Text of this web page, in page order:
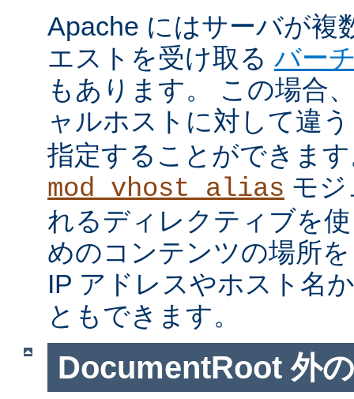
Apache にはサーバが複
エストを受け取る バー
もあります。 この場合
ャルホストに対して違
指定することができま
mod_vhost_alias モ
れるディレクティブを
めのコンテンツの場所
IP アドレスやホスト名
ともできます。
DocumentRoot 外